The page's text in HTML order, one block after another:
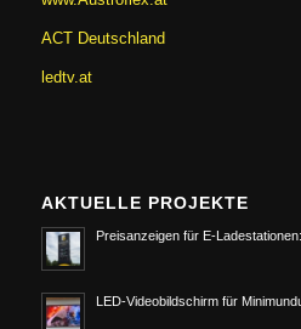
ACT Deutschland
ledtv.at
AKTUELLE PROJEKTE
Preisanzeigen für E-
LED-Videobildschirm für